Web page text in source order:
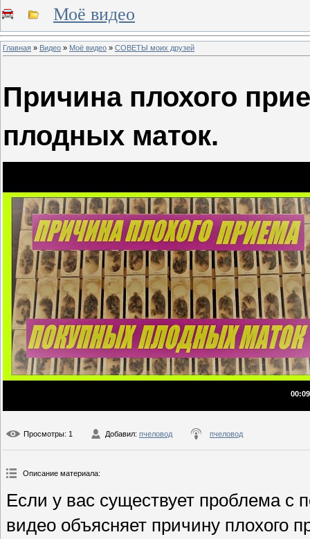
Моё видео
Главная » Видео » Моё видео » СОВЕТЫ моих друзей
Причина плохого
плодных маток.
Просмотры: 1 Добавил: пчеловод пчеловод
Описание материала:
Если у вас существует проблема с
видео объясняет причину плохого